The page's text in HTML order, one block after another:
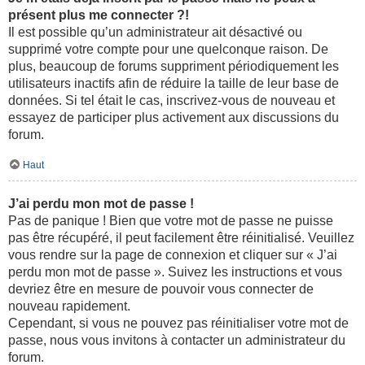
présent plus me connecter ?!
Il est possible qu’un administrateur ait désactivé ou
supprimé votre compte pour une quelconque raison. De
plus, beaucoup de forums suppriment périodiquement les
utilisateurs inactifs afin de réduire la taille de leur base de
données. Si tel était le cas, inscrivez-vous de nouveau et
essayez de participer plus activement aux discussions du
forum.
Haut
J’ai perdu mon mot de passe !
Pas de panique ! Bien que votre mot de passe ne puisse
pas être récupéré, il peut facilement être réinitialisé. Veuillez
vous rendre sur la page de connexion et cliquer sur « J’ai
perdu mon mot de passe ». Suivez les instructions et vous
devriez être en mesure de pouvoir vous connecter de
nouveau rapidement.
Cependant, si vous ne pouvez pas réinitialiser votre mot de
passe, nous vous invitons à contacter un administrateur du
forum.